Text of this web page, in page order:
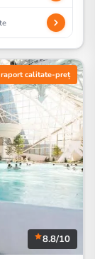
calitate-preț
8.8/10